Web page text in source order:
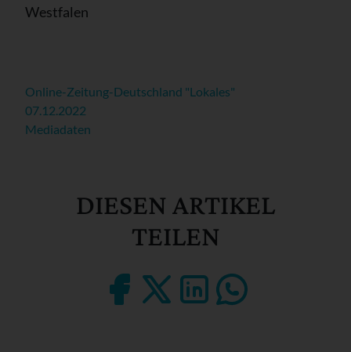
Westfalen
Online-Zeitung-Deutschland "Lokales"
07.12.2022
Mediadaten
DIESEN ARTIKEL
TEILEN